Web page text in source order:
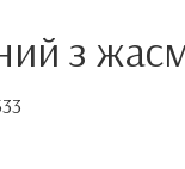
з